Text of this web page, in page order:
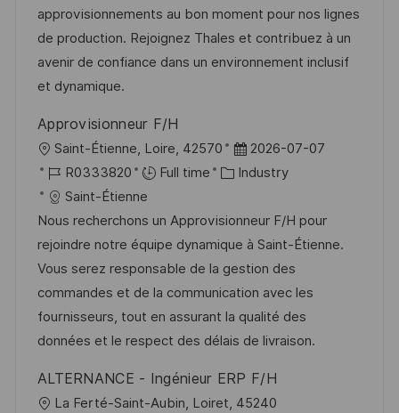
i
o
n
e
d
D
a
e
d
e
g
o
r
approvisionnements au bon moment pour nos lignes
de production. Rejoignez Thales et contribuez à un
avenir de confiance dans un environnement inclusif
et dynamique.
Approvisionneur F/H
L
o
c
a
t
i
o
n
Saint-Étienne, Loire, 42570
P
o
t
e
d
D
a
t
2026-07-07
J
o
b
I
d
R0333820 Full time
C
t
e
g
o
r
y
Industry
Saint-Étienne
Nous recherchons un Approvisionneur F/H pour
rejoindre notre équipe dynamique à Saint-Étienne.
Vous serez responsable de la gestion des
commandes et de la communication avec les
fournisseurs, tout en assurant la qualité des
données et le respect des délais de livraison.
ALTERNANCE - Ingénieur ERP F/H
L
La Ferté-Saint-Aubin, Loiret, 45240